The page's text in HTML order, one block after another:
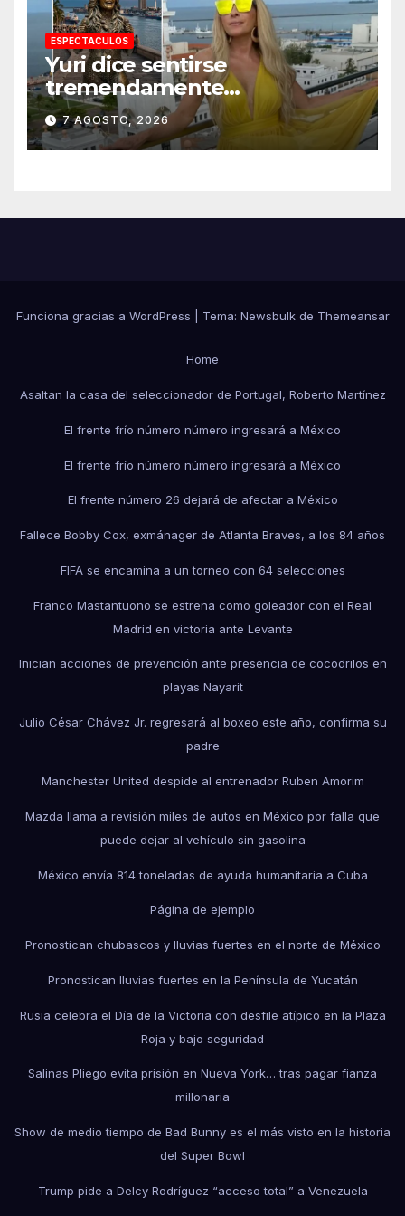
ESPECTACULOS
Yuri dice sentirse
tremendamente
emocionada sobre su estatua
que le harán en Veracruz
7 AGOSTO, 2026
Funciona gracias a WordPress Tema: Newsbulkde Themeansar
Home
Asaltan la casa del seleccionador de Portugal, Roberto Martínez
El frente frío número número ingresará a México
El frente frío número número ingresará a México
El frente número 26 dejará de afectar a México
Fallece Bobby Cox, exmánager de Atlanta Braves, a los 84 años
FIFA se encamina a un torneo con 64 selecciones
Franco Mastantuono se estrena como goleador con el Real
Madrid en victoria ante Levante
Inician acciones de prevención ante presencia de cocodrilos en
playas Nayarit
Julio César Chávez Jr. regresará al boxeo este año, confirma su
padre
Manchester United despide al entrenador Ruben Amorim
Mazda llama a revisión miles de autos en México por falla que
puede dejar al vehículo sin gasolina
México envía 814 toneladas de ayuda humanitaria a Cuba
Página de ejemplo
Pronostican chubascos y lluvias fuertes en el norte de México
Pronostican lluvias fuertes en la Península de Yucatán
Rusia celebra el Día de la Victoria con desfile atípico en la Plaza
Roja y bajo seguridad
Salinas Pliego evita prisión en Nueva York… tras pagar fianza
millonaria
Show de medio tiempo de Bad Bunny es el más visto en la historia
del Super Bowl
Trump pide a Delcy Rodríguez “acceso total” a Venezuela